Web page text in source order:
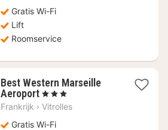
€
Gratis Wi-Fi
Lift
Roomservice
Best Western Marseille
Aeroport1
nacht
€
, 3 Sterren
Frankrijk › Vitrolles
Gratis Wi-Fi